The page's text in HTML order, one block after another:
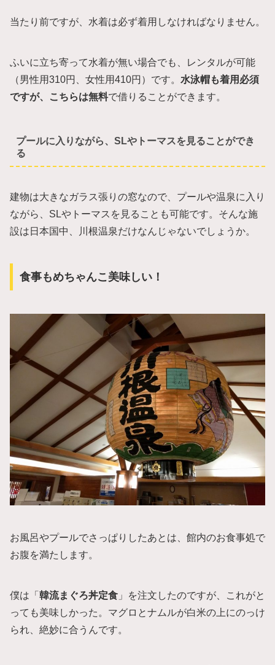
当たり前ですが、水着は必ず着用しなければなりません。
ふいに立ち寄って水着が無い場合でも、レンタルが可能
（男性用310円、女性用410円）です。 水泳帽も着用必須
ですが、こちらは無料で借りることができます。
プールに入りながら、SLやトーマスを見ることができ
る
建物は大きなガラス張りの窓なので、プールや温泉に入り
ながら、SLやトーマスを見ることも可能です。そんな施
設は日本国中、川根温泉だけなんじゃないでしょうか。
食事もめちゃんこ美味しい！
お風呂やプールでさっぱりしたあとは、館内のお食事処で
お腹を満たします。
僕は「 韓流まぐろ丼定食 」を注文したのですが、これがと
っても美味しかった。マグロとナムルが白米の上にのっけ
られ、絶妙に合うんです。